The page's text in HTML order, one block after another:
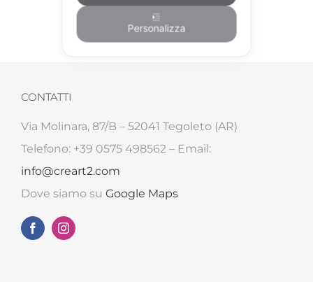
CONTATTI
Via Molinara, 87/B – 52041 Tegoleto (AR)
Telefono: +39 0575 498562 – Email:
info@creart2.com
Dove siamo su Google Maps
Personalizza